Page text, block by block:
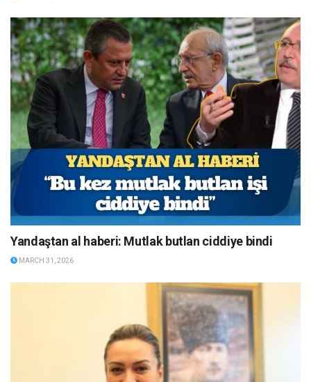
Yandaştan al haberi: Mutlak butlan ciddiye bindi
MARCH 31, 2026